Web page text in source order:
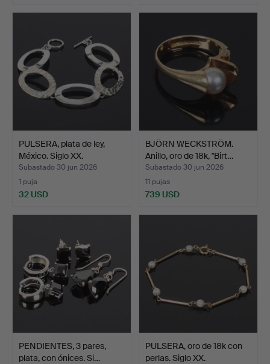
PULSERA, plata de ley,
México. Siglo XX.
Subastado 30 jun 2026
1 puja
32 USD
BJÖRN WECKSTRÖM.
Anillo, oro de 18k, "Birt…
Subastado 30 jun 2026
11 pujas
739 USD
PENDIENTES, 3 pares,
plata, con ónices. Si…
PULSERA, oro de 18k con
perlas. Siglo XX.